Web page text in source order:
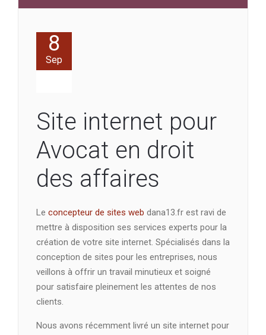
8
Sep
Site internet pour
Avocat en droit
des affaires
Le concepteur de sites web dana13.fr est ravi de
mettre à disposition ses services experts pour la
création de votre site internet. Spécialisés dans la
conception de sites pour les entreprises, nous
veillons à offrir un travail minutieux et soigné
pour satisfaire pleinement les attentes de nos
clients.
Nous avons récemment livré un site internet pour